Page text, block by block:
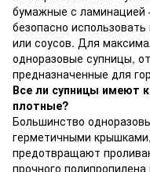
бумажные с ламинацией
безопасно
или соусов. Для
одноразовые супницы,
предназначенные для
Все ли супницы имеют
плотные?
Большинство
герметичными
предотвращают
прочного